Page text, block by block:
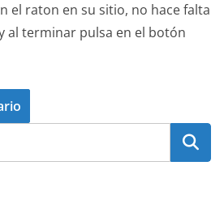
el raton en su sitio, no hace falta
al terminar pulsa en el botón